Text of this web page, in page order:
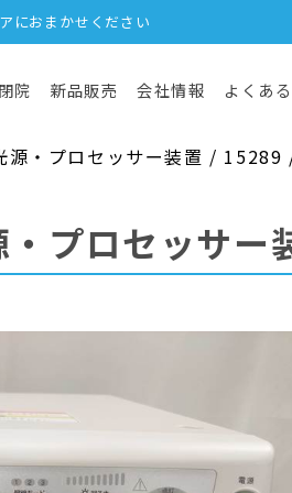
におまかせください
院 新品販売 会社情報 よくあ
源・プロセッサー装置 /
プロセッサー